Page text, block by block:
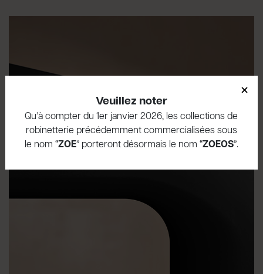
×
Veuillez noter
Qu’à compter du 1er janvier 2026, les collections de
robinetterie précédemment commercialisées sous
le nom “ZOE” porteront désormais le nom “ZOEOS”.